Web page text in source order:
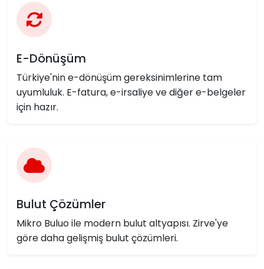
E-Dönüşüm
Türkiye'nin e-dönüşüm gereksinimlerine tam
uyumluluk. E-fatura, e-irsaliye ve diğer e-belgeler
için hazır.
Bulut Çözümler
Mikro Buluo ile modern bulut altyapısı. Zirve'ye
göre daha gelişmiş bulut çözümleri.